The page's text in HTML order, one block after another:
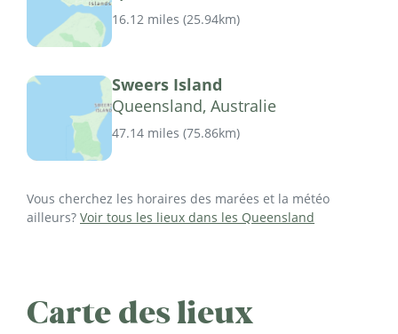
16.12 miles (25.94km)
Sweers Island
Queensland, Australie
47.14 miles (75.86km)
Vous cherchez les horaires des marées et la météo
ailleurs? Voir tous les lieux dans les Queensland
Carte des lieux